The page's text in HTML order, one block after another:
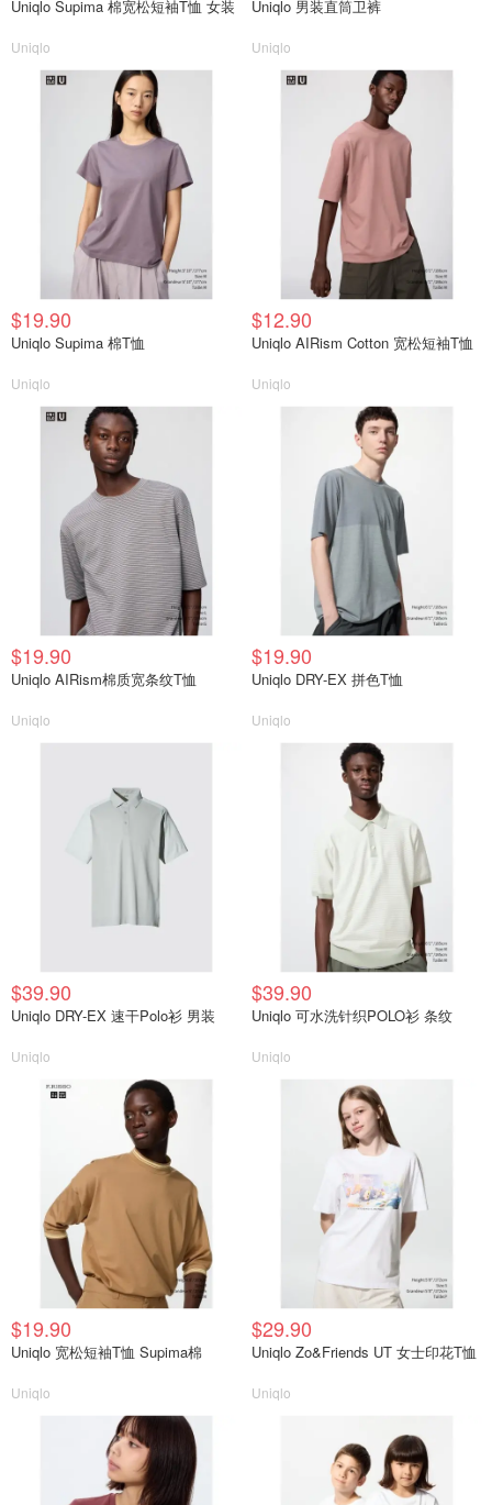
Uniqlo Supima 棉宽松短袖T恤 女装
Uniqlo
Uniqlo 男装直筒卫裤
Uniqlo
$19.90
Uniqlo Supima 棉T恤
Uniqlo
$12.90
Uniqlo AIRism Cotton 宽松短袖T恤
Uniqlo
$19.90
Uniqlo AIRism棉质宽条纹T恤
Uniqlo
$19.90
Uniqlo DRY-EX 拼色T恤
Uniqlo
$39.90
Uniqlo DRY-EX 速干Polo衫 男装
Uniqlo
$39.90
Uniqlo 可水洗针织POLO衫 条纹
Uniqlo
$19.90
Uniqlo 宽松短袖T恤 Supima棉
Uniqlo
$29.90
Uniqlo Zo&Friends UT 女士印花T恤
Uniqlo